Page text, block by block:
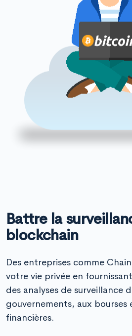
Battre la
blockchain
Des entreprises comme
votre vie privée en
des analyses de surveillance
gouvernements, aux
financières.